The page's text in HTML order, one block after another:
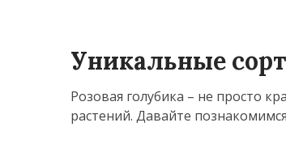
Уникальные
Розовая голубика – не просто
растений. Давайте